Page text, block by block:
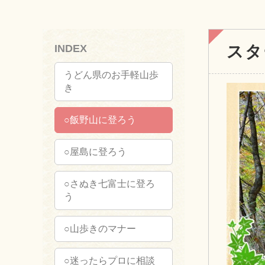
ス
INDEX
うどん県のお手軽山歩
き
○飯野山に登ろう
○屋島に登ろう
○さぬき七富士に登ろ
う
○山歩きのマナー
○迷ったらプロに相談